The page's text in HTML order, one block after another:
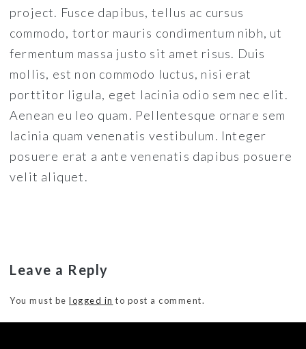
project. Fusce dapibus, tellus ac cursus
commodo, tortor mauris condimentum nibh, ut
fermentum massa justo sit amet risus. Duis
mollis, est non commodo luctus, nisi erat
porttitor ligula, eget lacinia odio sem nec elit.
Aenean eu leo quam. Pellentesque ornare sem
lacinia quam venenatis vestibulum. Integer
posuere erat a ante venenatis dapibus posuere
velit aliquet.
Leave a Reply
You must be logged in to post a comment.